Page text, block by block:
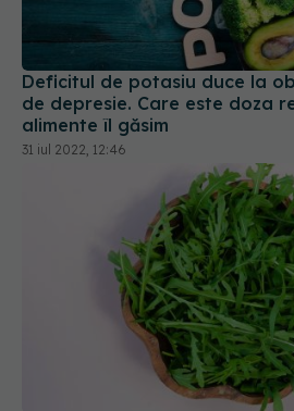
Deficitul de potasiu duce la
de depresie. Care este doza
alimente îl găsim
31 iul 2022, 12:46